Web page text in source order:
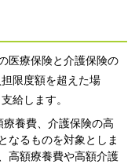
医療保険と介護保険の
限度額を超えた場
給します。
養費、介護保険の高
なるものを対象としま
高額療養費や高額介護